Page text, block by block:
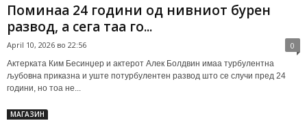
Поминаа 24 години од нивниот бурен
развод, а сега таа го...
April 10, 2026 во 22:56 0
Актерката Ким Бесинџер и актерот Алек Болдвин имаа турбулентна
љубовна приказна и уште потурбулентен развод што се случи пред 24
години, но тоа не...
МАГАЗИН